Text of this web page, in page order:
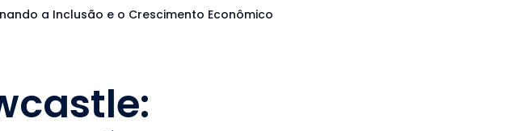
a Inclusão e o Crescimento Econômico